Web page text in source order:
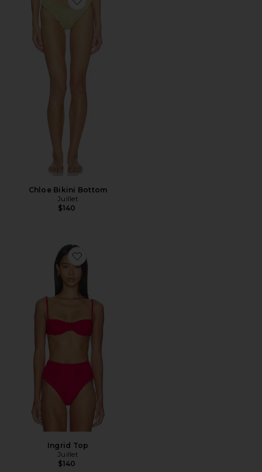
Favorite Chloe Bikini Bottom
Chloe Bikini Bottom
Juillet
$140
Favorite Ingrid Top
Ingrid Top
Juillet
$140